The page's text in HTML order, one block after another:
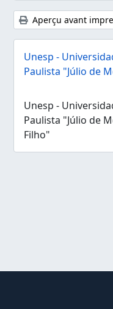
Aperçu avant
Unesp -
Paulista "Júlio de
Unesp -
Paulista "Júlio de
Filho"